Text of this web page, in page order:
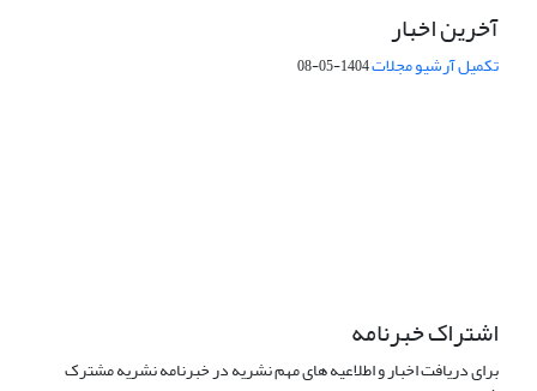
آخرین اخبار
تکمیل آرشیو مجلات1404-05-08
اشتراک خبرنامه
برای دریافت اخبار و اطلاعیه های مهم نشریه در خبرنامه نشریه مشترک